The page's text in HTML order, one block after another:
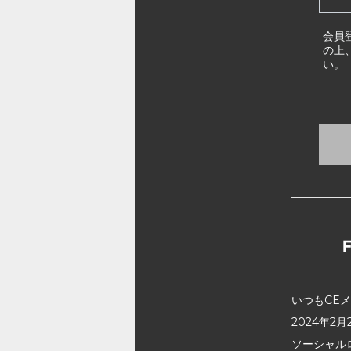
会員
の上
い。
いつもCE
2024年2月
ソーシャ